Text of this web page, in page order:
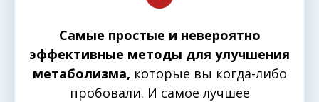
Самые простые и невероятно
эффективные методы для улучшения
метаболизма, которые вы когда-либо
пробовали. И самое лучшее